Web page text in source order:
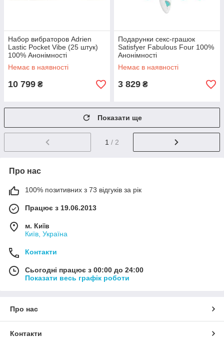
Набор вибраторов Adrien
Lastic Pocket Vibe (25 штук)
100% Анонімності
Немає в наявності
10 799 ₴
Подарунки секс-грашок
Satisfyer Fabulous Four 100%
Анонімності
Немає в наявності
3 829 ₴
Показати ще
1 / 2
Про нас
100% позитивних з 73 відгуків за рік
Працює з 19.06.2013
м. Київ
Київ, Україна
Контакти
Сьогодні працює з 00:00 до 24:00
Показати весь графік роботи
Про нас
Контакти